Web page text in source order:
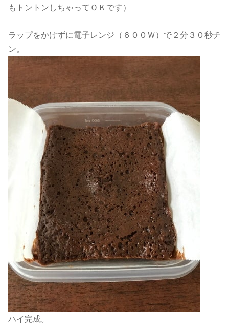
もトントンしちゃってＯＫです）
ラップをかけずに電子レンジ（６００Ｗ）で２分３０秒チ
ン。
ハイ完成。